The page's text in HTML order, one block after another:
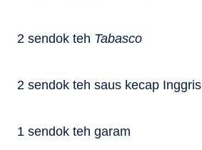
2 sendok teh Tabasco
2 sendok teh saus kecap Inggris
1 sendok teh garam